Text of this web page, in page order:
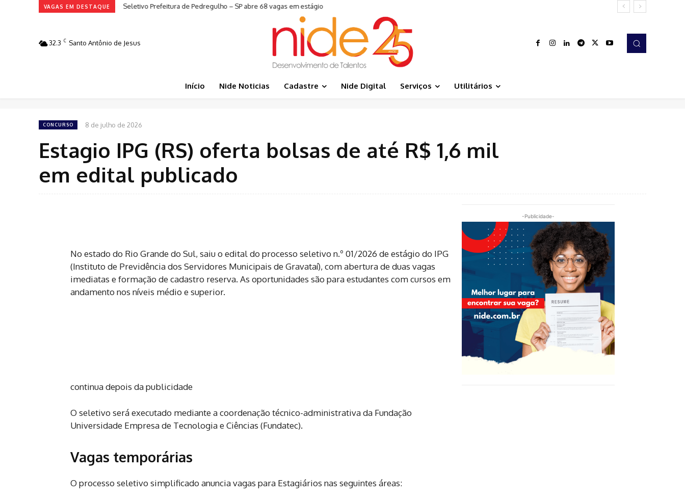
VAGAS EM DESTAQUE Seletivo Prefeitura de Pedregulho – SP abre 68 vagas em estágio
32.3 C Santo Antônio de Jesus
Início Nide Noticias Cadastre Nide Digital Serviços Utilitários
CONCURSO 8 de julho de 2026
Estagio IPG (RS) oferta bolsas de até R$ 1,6 mil
em edital publicado
No estado do Rio Grande do Sul, saiu o edital do processo seletivo n.º 01/2026 de estágio do IPG
(Instituto de Previdência dos Servidores Municipais de Gravataí), com abertura de duas vagas
imediatas e formação de cadastro reserva. As oportunidades são para estudantes com cursos em
andamento nos níveis médio e superior.
continua depois da publicidade
O seletivo será executado mediante a coordenação técnico-administrativa da Fundação
Universidade Empresa de Tecnologia e Ciências (Fundatec).
Vagas temporárias
O processo seletivo simplificado anuncia vagas para Estagiários nas seguintes áreas:
-Publicidade-